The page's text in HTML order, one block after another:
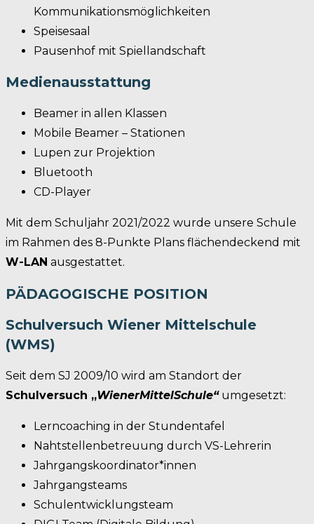
Kommunikationsmöglichkeiten
Speisesaal
Pausenhof mit Spiellandschaft
Medienausstattung
Beamer in allen Klassen
Mobile Beamer – Stationen
Lupen zur Projektion
Bluetooth
CD-Player
Mit dem Schuljahr 2021/2022 wurde unsere Schule
im Rahmen des 8-Punkte Plans flächendeckend mit
W-LAN ausgestattet.
PÄDAGOGISCHE POSITION
Schulversuch Wiener Mittelschule
(WMS)
Seit dem SJ 2009/10 wird am Standort der
Schulversuch „WienerMittelSchule“umgesetzt:
Lerncoaching in der Stundentafel
Nahtstellenbetreuung durch VS-Lehrerin
Jahrgangskoordinator*innen
Jahrgangsteams
Schulentwicklungsteam